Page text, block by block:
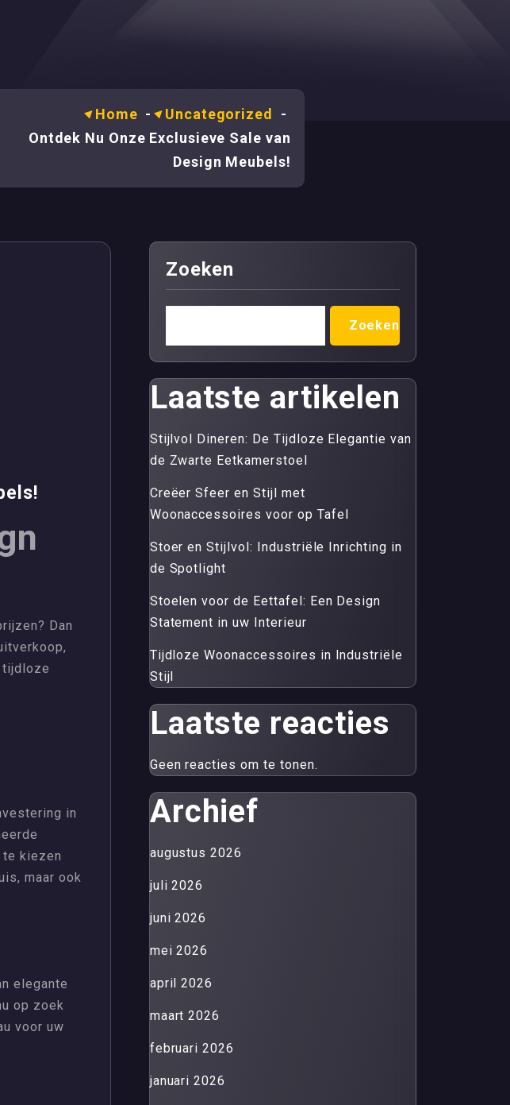
Home - Uncategorized
-
Ontdek Nu Onze Exclusieve Sale van
Design Meubels!
Dan
tijdloze
in
te kiezen
maar ook
elegante
op zoek
voor uw
Zoeken
Zoeken
Laatste artikelen
Stijlvol Dineren: De Tijdloze Elegantie van
de Zwarte Eetkamerstoel
Creëer Sfeer en Stijl met
Woonaccessoires voor op Tafel
Stoer en Stijlvol: Industriële Inrichting in
de Spotlight
Stoelen voor de Eettafel: Een Design
Statement in uw Interieur
Tijdloze Woonaccessoires in Industriële
Stijl
Laatste reacties
Geen reacties om te tonen.
Archief
augustus 2026
juli 2026
juni 2026
mei 2026
april 2026
maart 2026
februari 2026
januari 2026